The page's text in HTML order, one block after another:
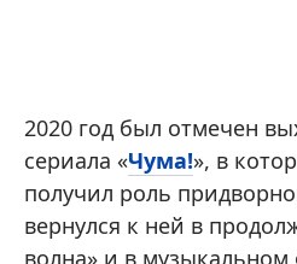
2020 год был отмечен
сериала «Чума!», в
получил роль
вернулся к ней в
волна» и в